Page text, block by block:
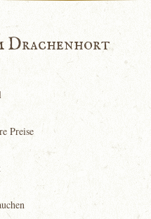
Drachenhort
Preise